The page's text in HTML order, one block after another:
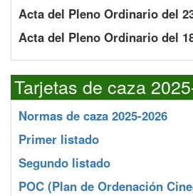
Acta del Pleno Ordinario del
Acta del Pleno Ordinario del
Tarjetas de caza
Normas de caza 2025-2026
Primer listado
Segundo listado
POC (Plan de Ordenación